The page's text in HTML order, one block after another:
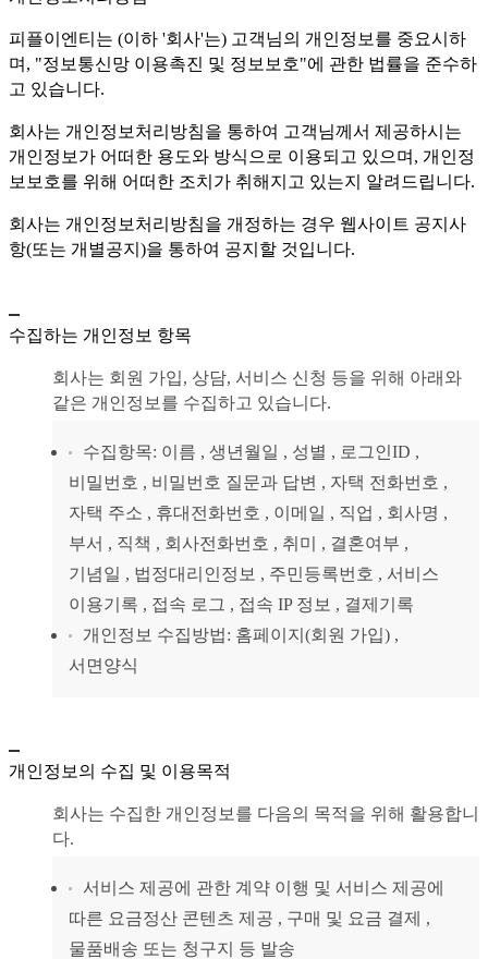
피플이엔티는 (이하 '회사'는) 고객님의 개인정보를 중요시하
며, "정보통신망 이용촉진 및 정보보호"에 관한 법률을 준수하
고 있습니다.
회사는 개인정보처리방침을 통하여 고객님께서 제공하시는
개인정보가 어떠한 용도와 방식으로 이용되고 있으며, 개인정
보보호를 위해 어떠한 조치가 취해지고 있는지 알려드립니다.
회사는 개인정보처리방침을 개정하는 경우 웹사이트 공지사
항(또는 개별공지)을 통하여 공지할 것입니다.
수집하는 개인정보 항목
회사는 회원 가입, 상담, 서비스 신청 등을 위해 아래와
같은 개인정보를 수집하고 있습니다.
수집항목: 이름 , 생년월일 , 성별 , 로그인ID ,
비밀번호 , 비밀번호 질문과 답변 , 자택 전화번호 ,
자택 주소 , 휴대전화번호 , 이메일 , 직업 , 회사명 ,
부서 , 직책 , 회사전화번호 , 취미 , 결혼여부 ,
기념일 , 법정대리인정보 , 주민등록번호 , 서비스
이용기록 , 접속 로그 , 접속 IP 정보 , 결제기록
개인정보 수집방법: 홈페이지(회원 가입) ,
서면양식
개인정보의 수집 및 이용목적
회사는 수집한 개인정보를 다음의 목적을 위해 활용합니
다.
서비스 제공에 관한 계약 이행 및 서비스 제공에
따른 요금정산 콘텐츠 제공 , 구매 및 요금 결제 ,
물품배송 또는 청구지 등 발송